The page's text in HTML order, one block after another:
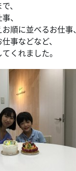
、
、
順に並べるお仕事、
事などなど、
くれました。